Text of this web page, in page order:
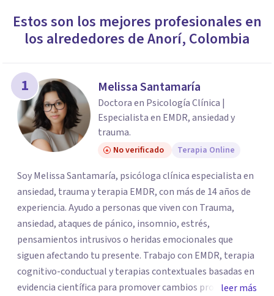
ENCONTRAR MI TERAPEUTA
¿Necesitas ayuda para encontrar el
Responde a unas breves preguntas y te ofreceremos
los profesionales que más se ajustan a tus
necesidades.
Responder cuestionario
Estos son los mejores profesionales en
los alrededores deAnorí, Colombia
1 Melissa Santamaría
Doctora en Psicología Clínica |
Especialista en EMDR, ansiedad y
trauma.
No verificado Terapia Online
Soy Melissa Santamaría, psicóloga clínica especialista en
ansiedad, trauma y terapia EMDR, con más de 14 años de
experiencia. Ayudo a personas que viven con Trauma,
ansiedad, ataques de pánico, insomnio, estrés,
pensamientos intrusivos o heridas emocionales que
siguen afectando tu presente. Trabajo con EMDR, terapia
cognitivo-conductual y terapias contextuales basadas en
evidencia científica para promover cambios profundos y
leer más